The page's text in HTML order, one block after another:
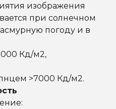
изображения
при солнечном
погоду и в
Кд/м2,
>7000 Кд/м2.